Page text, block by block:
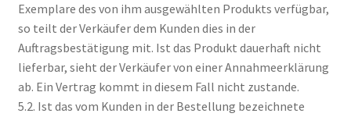
Exemplare des von ihm ausgewählten Produkts verfügbar,
so teilt der Verkäufer dem Kunden dies in der
Auftragsbestätigung mit. Ist das Produkt dauerhaft nicht
lieferbar, sieht der Verkäufer von einer Annahmeerklärung
ab. Ein Vertrag kommt in diesem Fall nicht zustande.
5.2. Ist das vom Kunden in der Bestellung bezeichnete